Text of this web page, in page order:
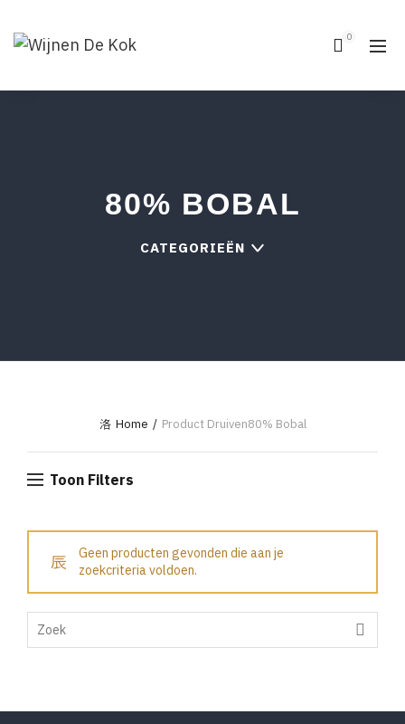
0
80% BOBAL
CATEGORIEËN
Home Product Druiven80% Bobal
Toon Filters
Geen producten gevonden die aan je
zoekcriteria voldoen.
Search